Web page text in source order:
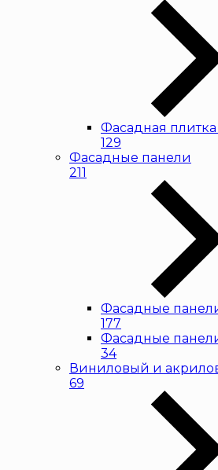
Фасадная плитка
129
Фасадные панели
211
Фасадные
177
Фасадные
34
Виниловый и
69